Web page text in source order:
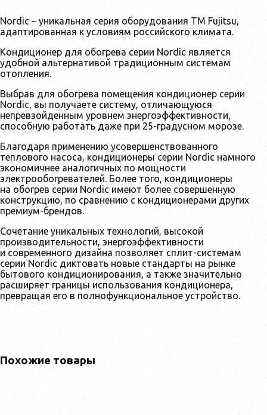
Nordic – уникальная серия оборудования ТМ Fujitsu,
адаптированная к условиям российского климата.
Кондиционер для обогрева серии Nordic является
удобной альтернативой традиционным системам
отопления.
Выбрав для обогрева помещения кондиционер серии
Nordic, вы получаете систему, отличающуюся
непревзойденным уровнем энергоэффективности,
способную работать даже при 25-градусном морозе.
Благодаря применению усовершенствованного
теплового насоса, кондиционеры серии Nordic намного
экономичнее аналогичных по мощности
электрообогревателей. Более того, кондиционеры
на обогрев серии Nordic имеют более совершенную
конструкцию, по сравнению с кондиционерами других
премиум-брендов.
Сочетание уникальных технологий, высокой
производительности, энергоэффективности
и современного дизайна позволяет сплит-системам
cерии Nordic диктовать новые стандарты на рынке
бытового кондиционирования, а также значительно
расширяет границы использования кондиционера,
превращая его в полнофункциональное устройство.
Похожие товары